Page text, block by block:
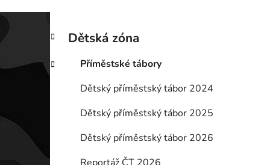
P
s
t
í
Přeskočit
kategorie
K
a
e
Dětská zóna
Příměstské tábory
Dětský příměstský tábor 2024
Dětský příměstský tábor 2025
Dětský příměstský tábor 2026